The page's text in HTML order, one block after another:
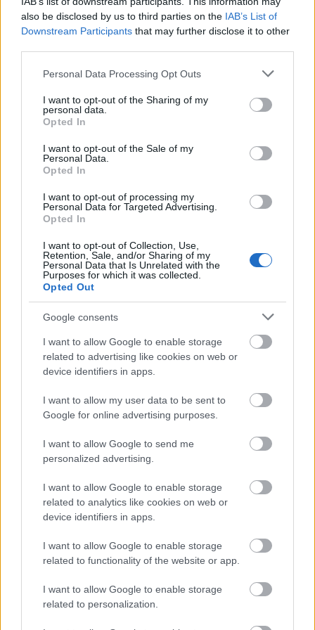
also be disclosed by us to third parties on the IAB’s List of
Downstream Participants that may further disclose it to other
Please note that this website/app uses one or more Google
not limited to your visit or usage behaviour. You may click to
grant or deny consent to Google and its third-party tags to
use your data for below specified purposes in below Google
consent section.
Personal Data Processing Opt Outs
I want to opt-out of the Sharing of my
personal data.
Opted In
I want to opt-out of the Sale of my
Personal Data.
Opted In
I want to opt-out of processing my
Personal Data for Targeted Advertising.
Opted In
I want to opt-out of Collection, Use,
Retention, Sale, and/or Sharing of my
Personal Data that Is Unrelated with the
Purposes for which it was collected.
Opted Out
Google consents
I want to allow Google to enable storage
related to advertising like cookies on web or
device identifiers in apps.
I want to allow my user data to be sent to
Google for online advertising purposes.
I want to allow Google to send me
personalized advertising.
I want to allow Google to enable storage
related to analytics like cookies on web or
device identifiers in apps.
I want to allow Google to enable storage
related to functionality of the website or app.
I want to allow Google to enable storage
related to personalization.
Megérkezett az eső a Duna vízgyűjtőjére
Kecskeméten is szakirányú továbbképzésekkel erősít a
Gál Ferenc Egyetem
MAGYAR ÉPÍTŐK